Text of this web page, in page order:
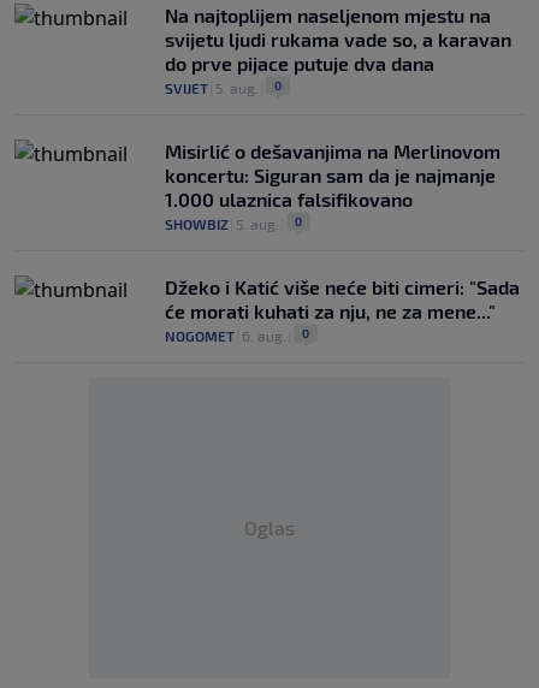
Na najtoplijem naseljenom mjestu na
svijetu ljudi rukama vade so, a karavan
do prve pijace putuje dva dana
SVIJET 5. aug. 0
Misirlić o dešavanjima na Merlinovom
koncertu: Siguran sam da je najmanje
1.000 ulaznica falsifikovano
SHOWBIZ 5. aug. 0
Džeko i Katić više neće biti cimeri: "Sada
će morati kuhati za nju, ne za mene..."
NOGOMET 6. aug. 0
Oglas